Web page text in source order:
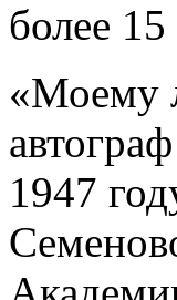
более
«Моему
1947